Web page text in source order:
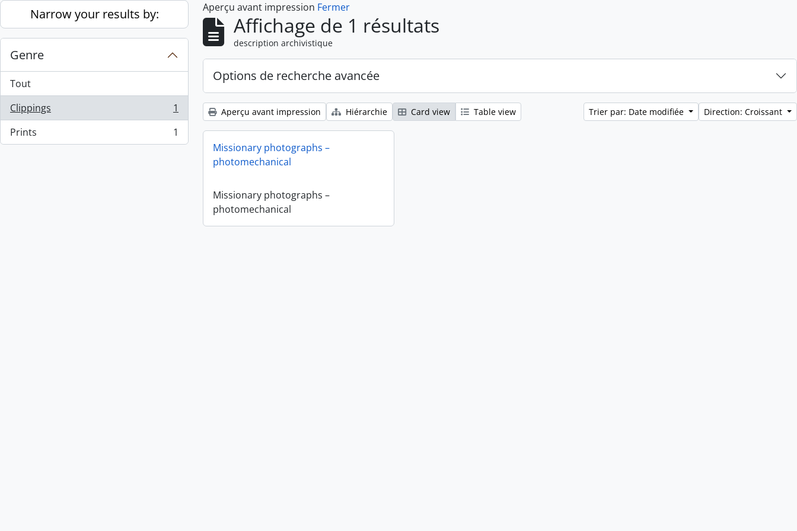
Skip to main content
Narrow your results by:
Genre
Tout
Clippings
, 1 résultats
1
Prints
, 1 résultats 1
Aperçu avant impression Fermer
Affichage de 1 résultats
description archivistique
Options de recherche avancée
Aperçu avant impression Hiérarchie Card view Table view Trier par: Date modifiée Direction: Croissant
Missionary photographs –
photomechanical
Missionary photographs –
photomechanical